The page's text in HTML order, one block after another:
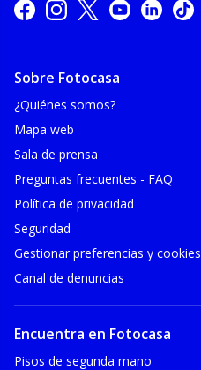
Sobre Fotocasa
¿Quiénes somos?
Mapa web
Sala de prensa
Preguntas frecuentes - FAQ
Política de privacidad
Seguridad
Gestionar preferencias y cookies
Canal de denuncias
Encuentra en Fotocasa
Pisos de segunda mano